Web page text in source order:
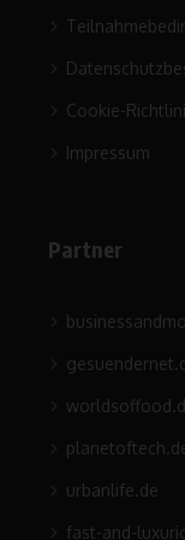
Cookie-
Impressum
Partner
urbanlife.de
fast-and-